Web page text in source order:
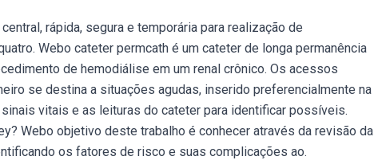
rápida, segura e temporária para realização de
Webo cateter permcath é um cateter de longa permanência
de hemodiálise em um renal crônico. Os acessos
se destina a situações agudas, inserido preferencialmente na
vitais e as leituras do cateter para identificar possíveis.
Webo objetivo deste trabalho é conhecer através da revisão da
os fatores de risco e suas complicações ao.